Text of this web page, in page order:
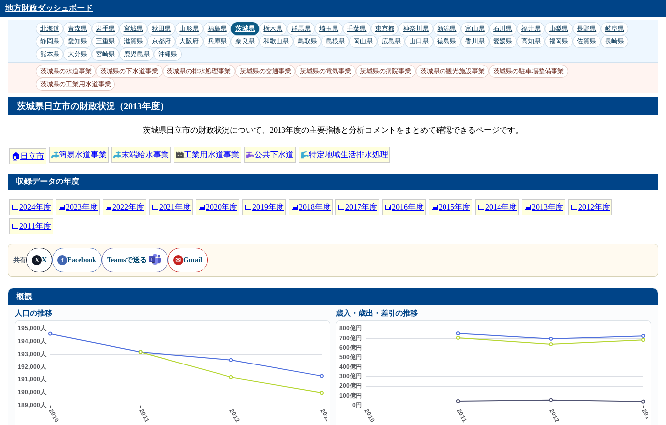
地方財政ダッシュボード
北海道 青森県 岩手県 宮城県 秋田県 山形県 福島県 茨城県 栃木県 群馬県 埼玉県 千葉県 東京都 神奈川県 新潟県 富山県 石川県 福井県 山梨県 長野県
岐阜県
静岡県
愛知県 三重県 滋賀県 京都府 大阪府 兵庫県 奈良県 和歌山県 鳥取県 島根県 岡山県 広島県 山口県 徳島県 香川県 愛媛県 高知県 福岡県 佐賀県
長崎県
熊本県
大分県 宮崎県 鹿児島県 沖縄県
茨城県の水道事業 茨城県の下水道事業 茨城県の排水処理事業 茨城県の交通事業 茨城県の電気事業 茨城県の病院事業 茨城県の観光施設事業
茨城県の駐車場整備事業
茨城県の工業用水道事業
茨城県日立市の財政状況（2013年度）
茨城県日立市の財政状況について、2013年度の主要指標と分析コメントをまとめて確認できるページです。
🏠 日立市 簡易水道事業 末端給水事業 工業用水道事業 公共下水道 特定地域生活排水処理
収録データの年度
📅2024年度 📅2023年度 📅2022年度 📅2021年度 📅2020年度 📅2019年度 📅2018年度 📅2017年度 📅2016年度 📅2015年度 📅2014年度 📅2013年度 📅2012年度
📅2011年度
共有 X X f Facebook Teamsで送る ✉ Gmail
概観
人口の推移
歳入・歳出・差引の推移